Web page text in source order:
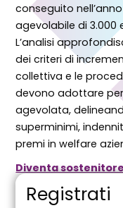
conseguito
agevolabile di 3.000
L’analisi
dei criteri di
collettiva e le
devono adottare
agevolata,
superminimi,
premi in welfare
Diventa
Registrati